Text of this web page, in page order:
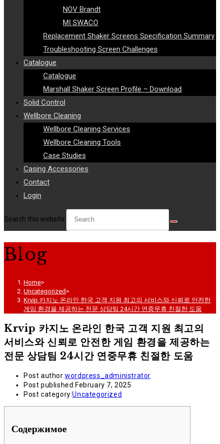
NOV Brandt
MI SWACO
Replacement Shaker Screens Specification Summary
Troubleshooting Screen Challenges
Catalogue
Catalogue
Marshall Shaker Screen Profile – Download
Solid Control
Wellbore Cleaning
Wellbore Cleaning Services
Wellbore Cleaning Tools
Case Studies
Casing Accessories
Contact
Login
Search this website
Blog
Home>
Uncategorized >
Krvip 카지노 온라인 한국 고객 지원 최고의 서비스와 신뢰로 안전한
게임 환경을 제공하는 전문 상담팀 24시간 연중무휴 친절한 도움
Krvip 카지노 온라인 한국 고객 지원 최고의
서비스와 신뢰로 안전한 게임 환경을 제공하는
전문 상담팀 24시간 연중무휴 친절한 도움
Post author:wordpress_administrator
Post published: February 7, 2025
Post category:Uncategorized
Содержимое